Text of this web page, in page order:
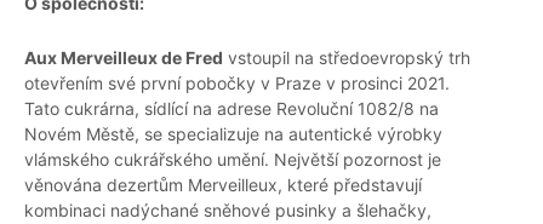
Aux Merveilleux de Fred vstoupil na středoevropský trh
otevřením své první pobočky v Praze v prosinci 2021.
Tato cukrárna, sídlící na adrese Revoluční 1082/8 na
Novém Městě, se specializuje na autentické výrobky
vlámského cukrářského umění. Největší pozornost je
věnována dezertům Merveilleux, které představují
kombinaci nadýchané sněhové pusinky a šlehačky,